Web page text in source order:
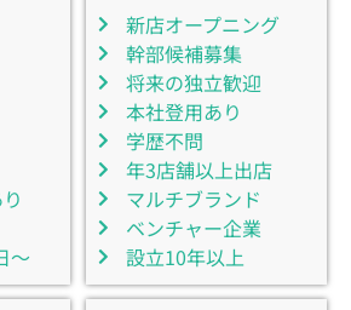
～
新店オープニング
幹部候補募集
将来の独立歓迎
本社登用あり
学歴不問
年3店舗以上出店
マルチブランド
ベンチャー企業
設立10年以上